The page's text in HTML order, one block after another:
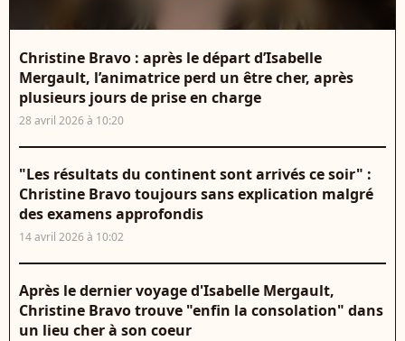
Christine Bravo : après le départ d’Isabelle
Mergault, l’animatrice perd un être cher, après
plusieurs jours de prise en charge
28 avril 2026 à 10:20
"Les résultats du continent sont arrivés ce soir" :
Christine Bravo toujours sans explication malgré
des examens approfondis
14 avril 2026 à 10:02
Après le dernier voyage d'Isabelle Mergault,
Christine Bravo trouve "enfin la consolation" dans
un lieu cher à son coeur